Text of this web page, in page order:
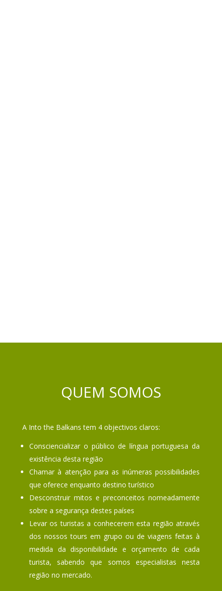
QUEM SOMOS
A Into the Balkans tem 4 objectivos claros:
Consciencializar o público de língua portuguesa da
existência desta região
Chamar à atenção para as inúmeras possibilidades
que oferece enquanto destino turístico
Desconstruir mitos e preconceitos nomeadamente
sobre a segurança destes países
Levar os turistas a conhecerem esta região através
dos nossos tours em grupo ou de viagens feitas à
medida da disponibilidade e orçamento de cada
turista, sabendo que somos especialistas nesta
região no mercado.